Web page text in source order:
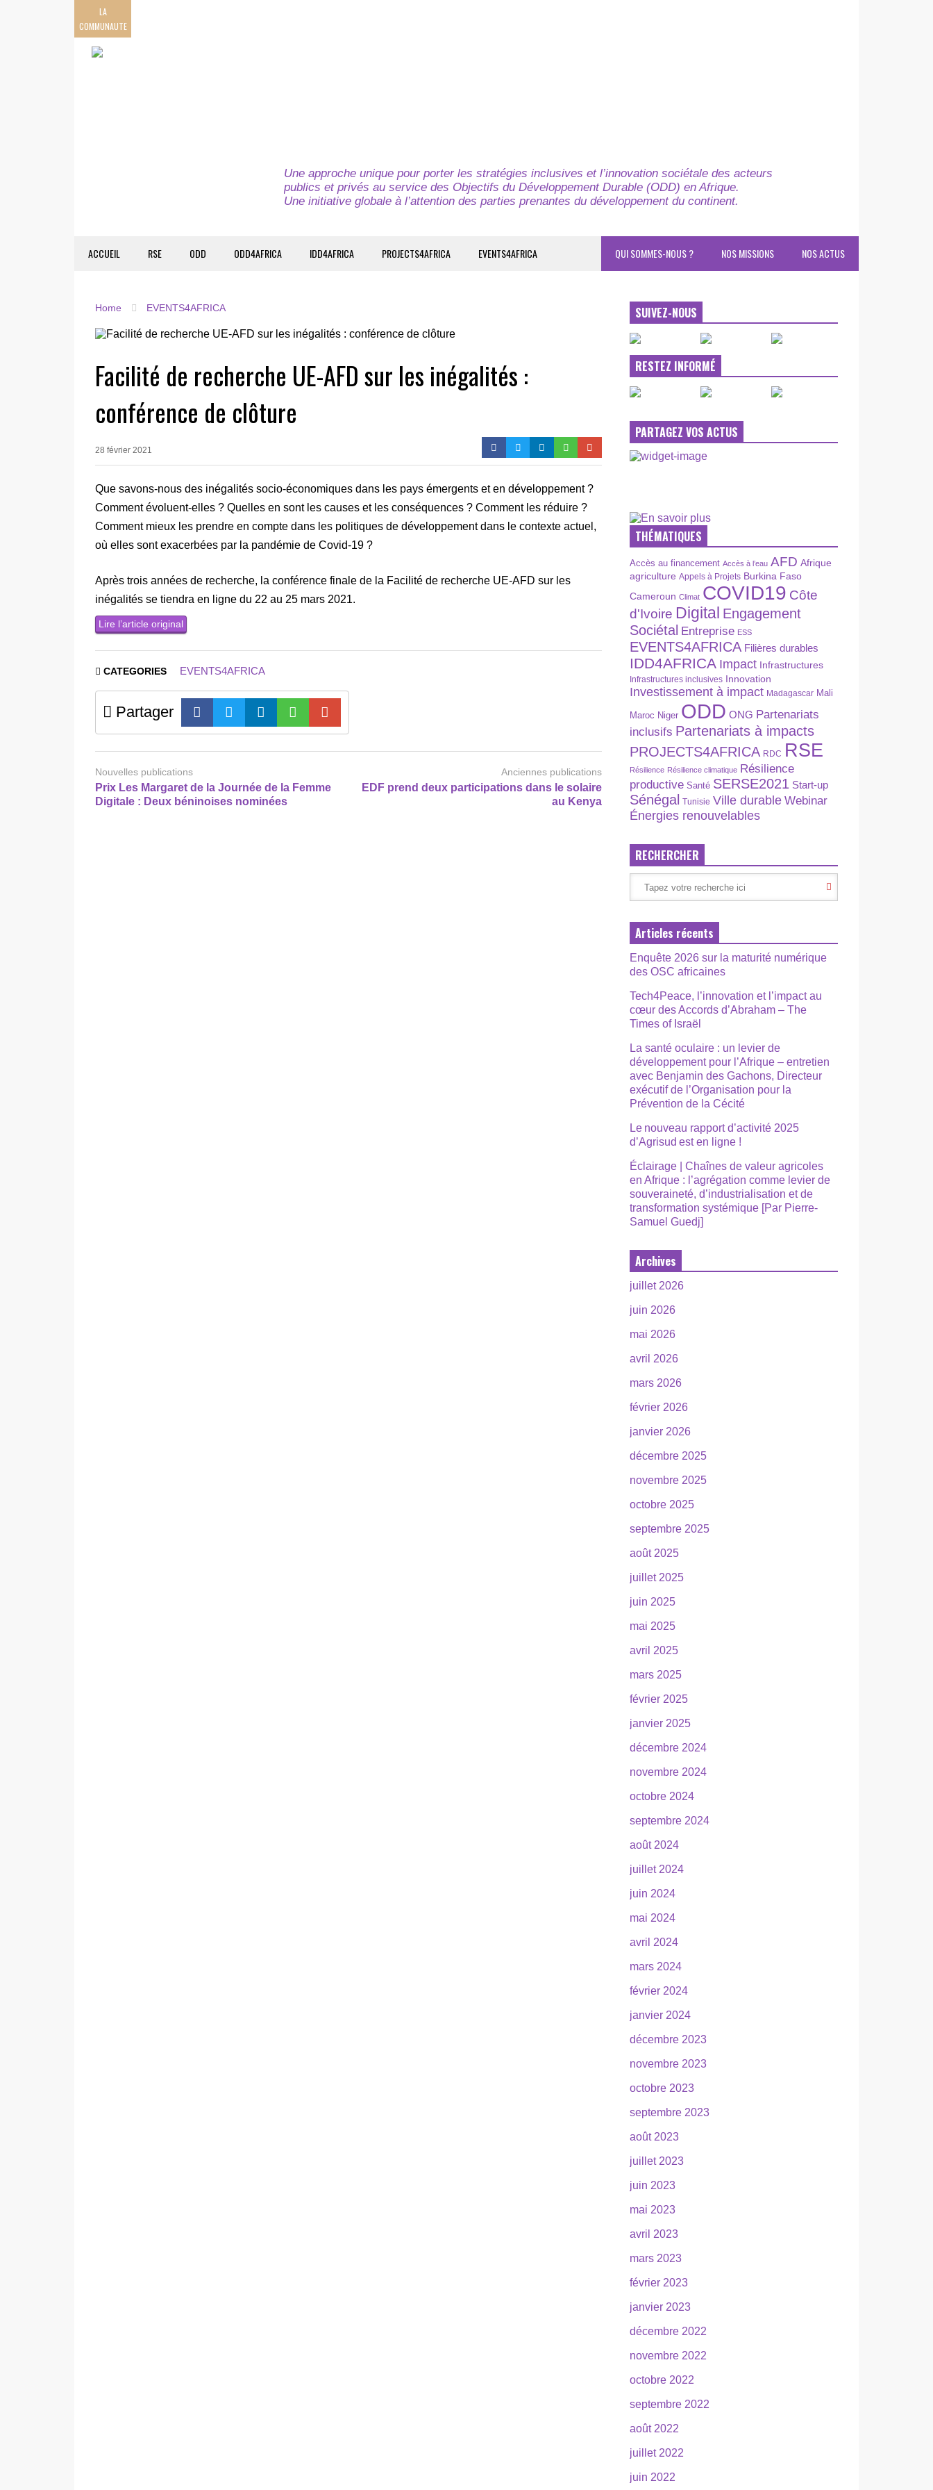
LA
COMMUNAUTE
Une approche unique pour porter les stratégies inclusives et l’innovation sociétale des acteurs
publics et privés au service des Objectifs du Développement Durable (ODD) en Afrique.
Une initiative globale à l’attention des parties prenantes du développement du continent.
ACCUEIL RSE ODD ODD4AFRICA IDD4AFRICA PROJECTS4AFRICA EVENTS4AFRICA NOS ACTUS
NOS MISSIONS
QUI SOMMES-NOUS ?
Home EVENTS4AFRICA
Facilité de recherche UE-AFD sur les inégalités :
conférence de clôture
28 février 2021
Que savons-nous des inégalités socio-économiques dans les pays émergents et en développement ?
Comment évoluent-elles ? Quelles en sont les causes et les conséquences ? Comment les réduire ?
Comment mieux les prendre en compte dans les politiques de développement dans le contexte actuel,
où elles sont exacerbées par la pandémie de Covid-19 ?
Après trois années de recherche, la conférence finale de la Facilité de recherche UE-AFD sur les
inégalités se tiendra en ligne du 22 au 25 mars 2021.
Lire l’article original
CATEGORIES EVENTS4AFRICA
Partager
Nouvelles publications
Prix Les Margaret de la Journée de la Femme
Digitale : Deux béninoises nominées
Anciennes publications
EDF prend deux participations dans le solaire
au Kenya
SUIVEZ-NOUS
RESTEZ INFORMÉ
PARTAGEZ VOS ACTUS
THÉMATIQUES
Accès au financement Accès à l’eau AFD Afrique
agriculture Appels à Projets Burkina Faso
Cameroun Climat COVID19 Côte
d'Ivoire Digital Engagement
Sociétal Entreprise ESS
EVENTS4AFRICA Filières durables
IDD4AFRICA Impact Infrastructures
Infrastructures inclusives Innovation
Investissement à impact Madagascar Mali
Maroc Niger ODD ONG Partenariats
inclusifs Partenariats à impacts
PROJECTS4AFRICA RDC RSE
Résilience Résilience climatique Résilience
productive Santé SERSE2021 Start-up
Sénégal Tunisie Ville durable Webinar
Énergies renouvelables
RECHERCHER
Articles récents
Enquête 2026 sur la maturité numérique
des OSC africaines
Tech4Peace, l’innovation et l’impact au
cœur des Accords d’Abraham – The
Times of Israël
La santé oculaire : un levier de
développement pour l’Afrique – entretien
avec Benjamin des Gachons, Directeur
exécutif de l’Organisation pour la
Prévention de la Cécité
Le nouveau rapport d’activité 2025
d’Agrisud est en ligne !
Éclairage | Chaînes de valeur agricoles
en Afrique : l’agrégation comme levier de
souveraineté, d’industrialisation et de
transformation systémique [Par Pierre-
Samuel Guedj]
Archives
juillet 2026
juin 2026
mai 2026
avril 2026
mars 2026
février 2026
janvier 2026
décembre 2025
novembre 2025
octobre 2025
septembre 2025
août 2025
juillet 2025
juin 2025
mai 2025
avril 2025
mars 2025
février 2025
janvier 2025
décembre 2024
novembre 2024
octobre 2024
septembre 2024
août 2024
juillet 2024
juin 2024
mai 2024
avril 2024
mars 2024
février 2024
janvier 2024
décembre 2023
novembre 2023
octobre 2023
septembre 2023
août 2023
juillet 2023
juin 2023
mai 2023
avril 2023
mars 2023
février 2023
janvier 2023
décembre 2022
novembre 2022
octobre 2022
septembre 2022
août 2022
juillet 2022
juin 2022